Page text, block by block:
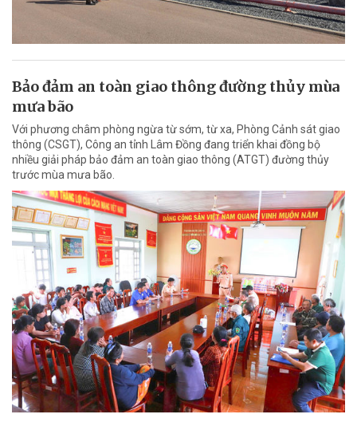
Bảo đảm an toàn giao thông đường thủy mùa
mưa bão
Với phương châm phòng ngừa từ sớm, từ xa, Phòng Cảnh sát giao
thông (CSGT), Công an tỉnh Lâm Đồng đang triển khai đồng bộ
nhiều giải pháp bảo đảm an toàn giao thông (ATGT) đường thủy
trước mùa mưa bão.